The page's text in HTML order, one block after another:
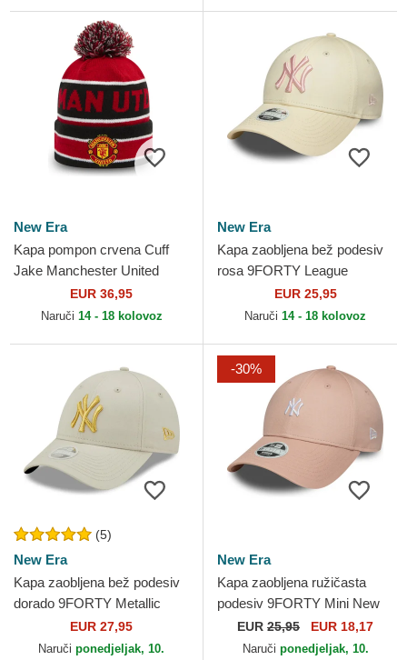
New Era
Kapa pompon crvena Cuff
Jake Manchester United
Football Club Premier League
New Era
EUR 36,95
Naruči 14 - 18 kolovoz
New Era
Kapa zaobljena bež podesiv
rosa 9FORTY League
Essential New York Yankees
MLB New Era
EUR 25,95
Naruči 14 - 18 kolovoz
(5)
New Era
Kapa zaobljena bež podesiv
dorado 9FORTY Metallic
New York Yankees MLB
New Era
EUR 27,95
Naruči ponedjeljak, 10.
-30%
New Era
Kapa zaobljena ružičasta
podesiv 9FORTY Mini New
York Yankees MLB New Era
EUR 25,95 EUR 18,17
Naruči ponedjeljak, 10.